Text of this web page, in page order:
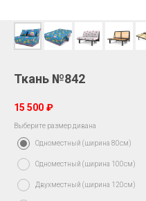
Ткань №842
15 500 ₽
Выберите размер дивана
Одноместный (ширина 80см)
Одноместный (ширина 100см)
Двухместный (ширина 120см)